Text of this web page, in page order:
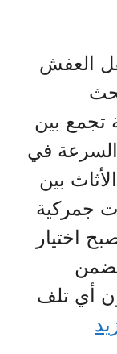
العفش
تجمع بين
والسرعة في
بين
جمركية
اختيار
أي تلف